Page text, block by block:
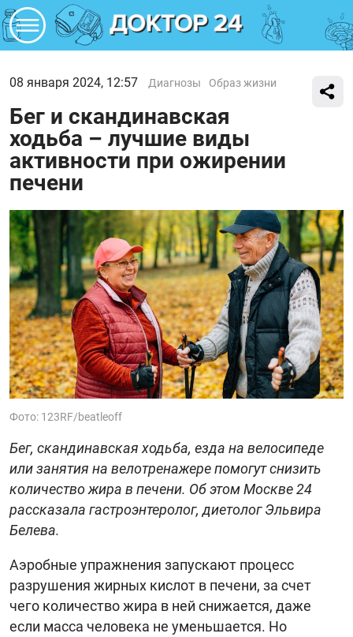
08 января 2024, 12:57 Диагнозы Образ жизни
Бег и скандинавская
ходьба – лучшие виды
активности при ожирении
печени
Фото: 123RF/beatleoff
Бег, скандинавская ходьба, езда на велосипеде
или занятия на велотренажере помогут снизить
количество жира в печени. Об этом Москве 24
рассказала гастроэнтеролог, диетолог Эльвира
Белева.
Аэробные упражнения запускают процесс
разрушения жирных кислот в печени, за счет
чего количество жира в ней снижается, даже
если масса человека не уменьшается. Но